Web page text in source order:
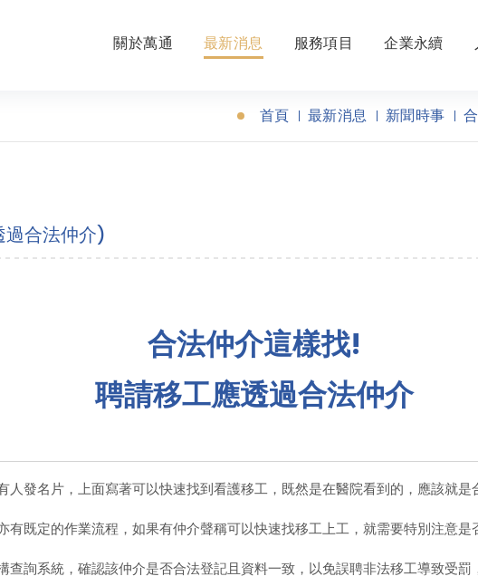
關於萬通 最新消息 服務項目 企業永續
首頁 最新消息 新聞時事
合法仲介)
合法仲介這樣找!
聘請移工應透過合法仲介
人發名片，上面寫著可以快速找到看護移工，既然是在醫院看到的，應該就是
既定的作業流程，如果有仲介聲稱可以快速找移工上工，就需要特別注意是
詢系統，確認該仲介是否合法登記且資料一致，以免誤聘非法移工導致受罰